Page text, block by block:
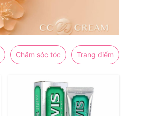
Chăm sóc tóc Trang điểm